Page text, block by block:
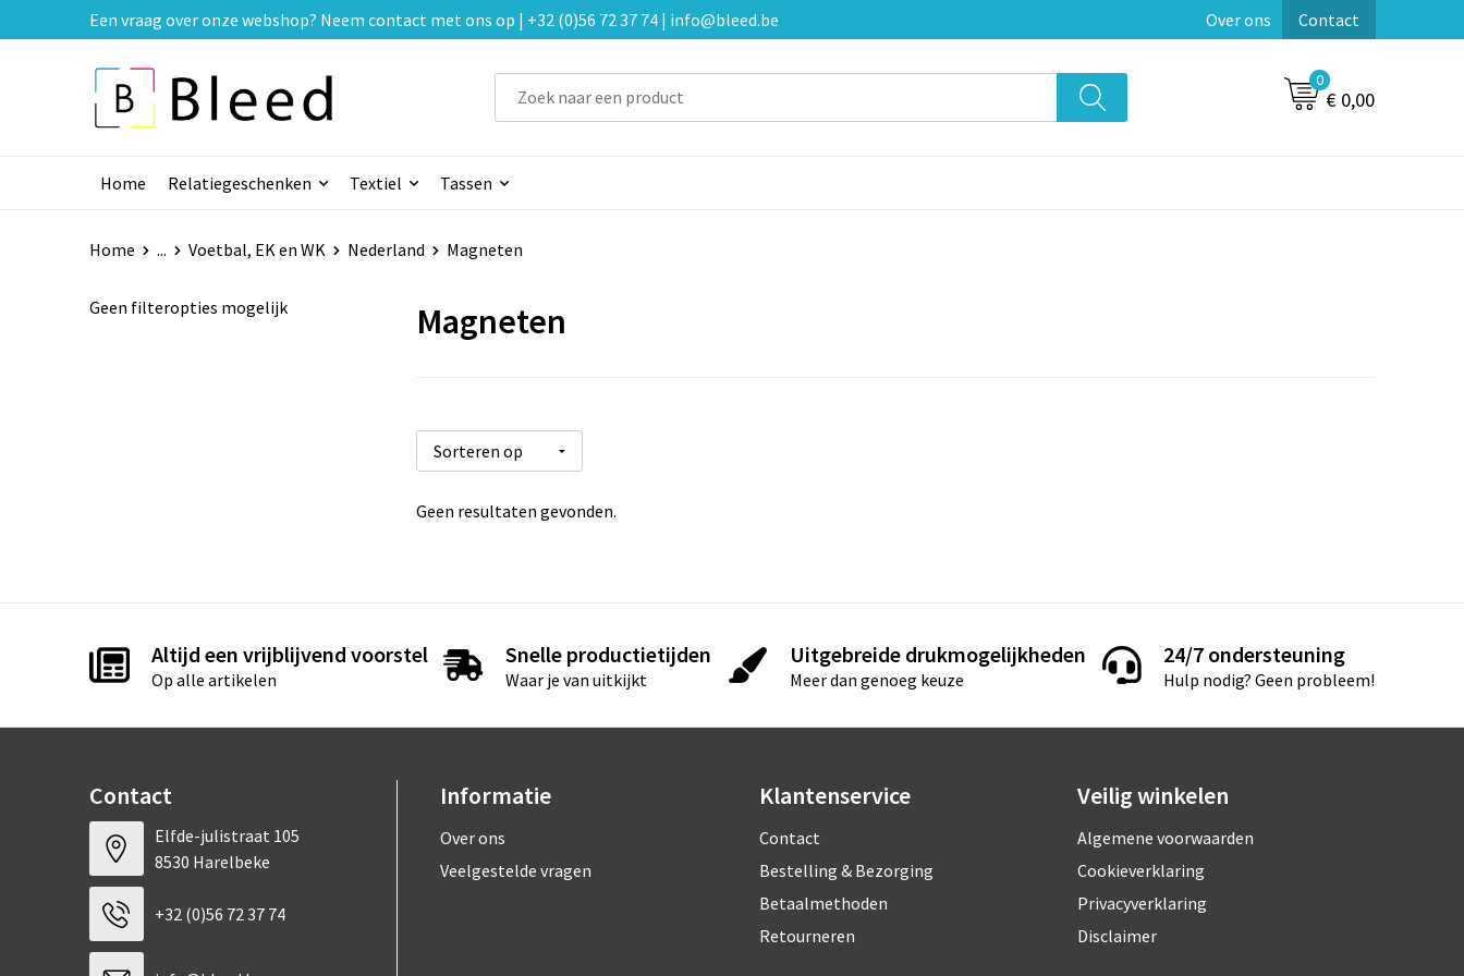
Een vraag over onze webshop? Neem contact met ons op | +32 (0)56 72 37 74 | info@bleed.be Over ons Contact
0
€ 0,00
Home Relatiegeschenken Textiel Tassen
Home ... Voetbal, EK en WK Nederland Magneten
Geen filteropties mogelijk Magneten
Geen resultaten gevonden.
Altijd een vrijblijvend voorstel
Op alle artikelen
Snelle productietijden
Waar je van uitkijkt
Uitgebreide drukmogelijkheden
Meer dan genoeg keuze
24/7 ondersteuning
Hulp nodig? Geen probleem!
Contact
Elfde-julistraat 105
8530 Harelbeke
+32 (0)56 72 37 74
Informatie
Over ons
Veelgestelde vragen
Klantenservice
Contact
Bestelling & Bezorging
Betaalmethoden
Retourneren
Veilig winkelen
Algemene voorwaarden
Cookieverklaring
Privacyverklaring
Disclaimer